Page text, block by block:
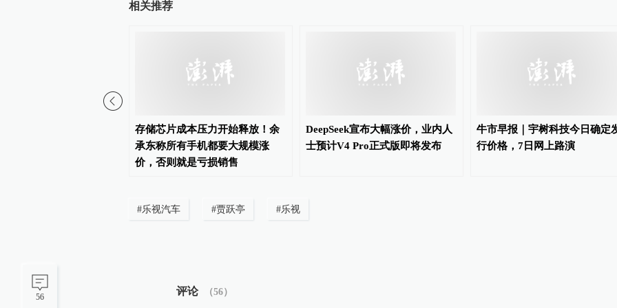
56
相关推荐
存储芯片成本压力开始释放！余
承东称所有手机都要大规模涨
价，否则就是亏损销售
DeepSeek宣布大幅涨价，业内人
士预计V4 Pro正式版即将发布
牛市早报｜宇树科技今日确定
行价格，7日网上路演
#乐视汽车 #贾跃亭 #乐视
评论 （56）